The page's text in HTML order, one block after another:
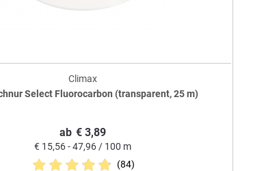
Climax
Select Fluorocarbon (transparent, 25 m)
ab € 3,89
€ 15,56 - 47,96 / 100 m
(84)